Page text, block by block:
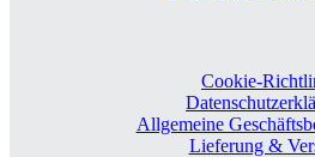
Cookie-
Allgemeine
Lieferung &